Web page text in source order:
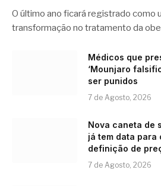
O último ano ficará registrado como
transformação no tratamento da
Médicos que
‘Mounjaro
ser punidos
7 de Agosto, 2026
Nova caneta de
já tem data para
definição de
7 de Agosto, 2026